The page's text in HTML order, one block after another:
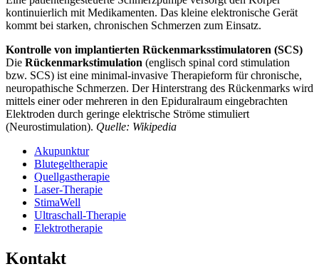
kontinuierlich mit Medikamenten. Das kleine elektronische Gerät
kommt bei starken, chronischen Schmerzen zum Einsatz.
Kontrolle von implantierten Rückenmarksstimulatoren (SCS)
Die Rückenmarkstimulation (englisch spinal cord stimulation
bzw. SCS) ist eine minimal-invasive Therapieform für chronische,
neuropathische Schmerzen. Der Hinterstrang des Rückenmarks wird
mittels einer oder mehreren in den Epiduralraum eingebrachten
Elektroden durch geringe elektrische Ströme stimuliert
(Neurostimulation). Quelle: Wikipedia
Akupunktur
Blutegeltherapie
Quellgastherapie
Laser-Therapie
StimaWell
Ultraschall-Therapie
Elektrotherapie
Kontakt